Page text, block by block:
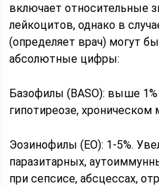
включает относительные
лейкоцитов, однако в
(определяет врач) могут
абсолютные цифры:
Базофилы (BASO): выше
гипотиреозе, хроническом
Эозинофилы (EO): 1-5%.
паразитарных,
при сепсисе, абсцессах,